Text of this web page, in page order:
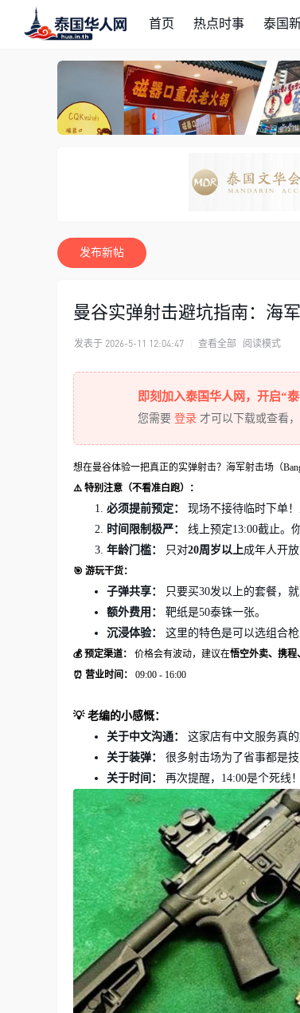
首页 热点时事 泰国
发布新帖
曼谷实弹射击避坑指南：海
发表于 2026-5-11 12:04:47 查看全部 阅读模式
即刻加入泰国华人网，开启“泰
您需要 登录 才可以下载或查看，
想在曼谷体验一把真正的实弹射击？海军射击场（
⚠️ 特别注意（不看准白跑）：
必须提前预定：
现场不接待临时下单
时间限制极严：
线上预定13:00截止。
年龄门槛：
只对20周岁以上成年人开放
🎯 游玩干货：
子弹共享：
只要买30发以上的套餐，
额外费用：
靶纸是50泰铢一张。
沉浸体验：
这里的特色是可以选组合
💰 预定渠道： 价格会有波动，建议在悟空外卖、携程
⏰ 营业时间：
09:00 - 16:00
💡 老编的小感慨：
关于中文沟通：
这家店有中文服务真
关于装弹：
很多射击场为了省事都是
关于时间：
再次提醒，14:00是个死线